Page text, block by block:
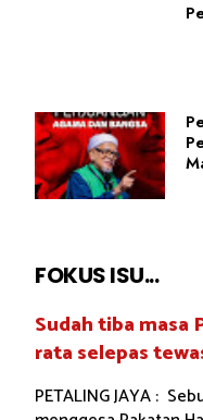
FOKUS ISU...
Sudah tiba masa
rata selepas
PETALING JAYA :